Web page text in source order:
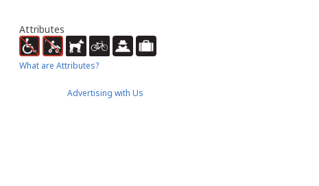
Attributes
What are Attributes?
Advertising with Us